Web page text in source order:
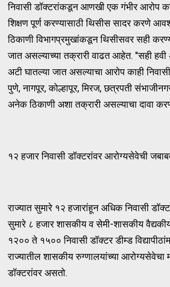
निवासी डॉक्टरांकडून आणखी एक गंभीर आरोप
शिक्षण पूर्ण करण्यासाठी थिसीस सादर करणे
ठिकाणी विभागप्रमुखांकडून थिसीसवर सही
जात असल्याच्या तक्रारी वाढत आहेत. "सही
अटी घातल्या जात असल्याचा आरोप काही
पुणे, नागपूर, कोल्हापूर, मिरज, छत्रपती
अनेक ठिकाणी अशा तक्रारी असल्याचा दावा
१२ हजार निवासी डॉक्टरांवर आरोग्यसेवेची
राज्यात सुमारे १२ हजारांहून अधिक निवासी
सुमारे ८ हजार शासकीय व सेमी-शासकीय वैद्यकीय
१२०० ते १५०० निवासी डॉक्टर डीम्ड
राज्यातील शासकीय रुग्णालयांच्या आरोग्यसेवेचा
डॉक्टरांवर असतो.